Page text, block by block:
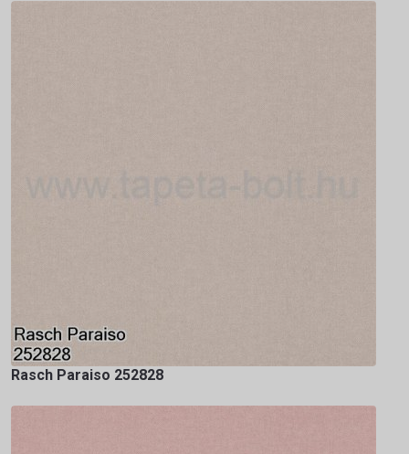
Rasch Paraiso 252828